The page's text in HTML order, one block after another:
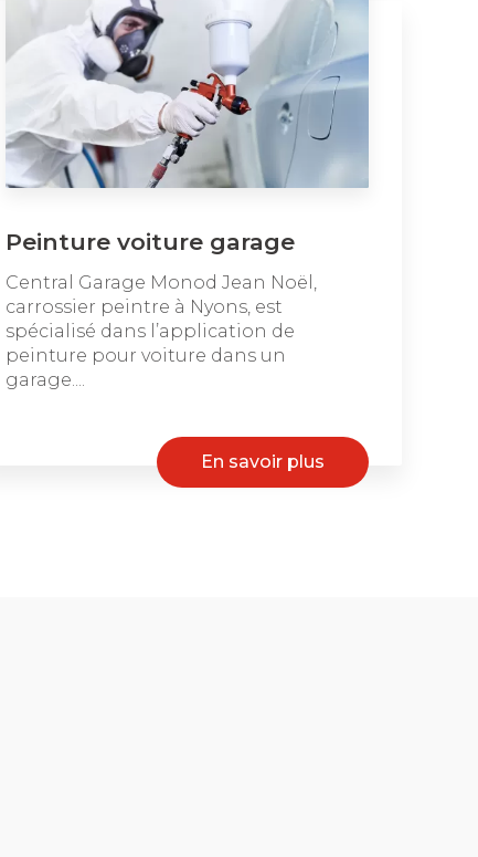
Peinture voiture garage
Central Garage Monod Jean Noël,
carrossier peintre à Nyons, est
spécialisé dans l’application de
peinture pour voiture dans un
garage....
En savoir plus